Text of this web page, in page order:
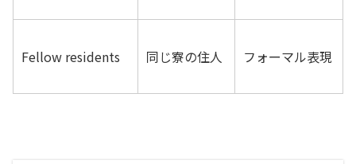
Fellow residents 同じ寮の住人 フォーマル表現